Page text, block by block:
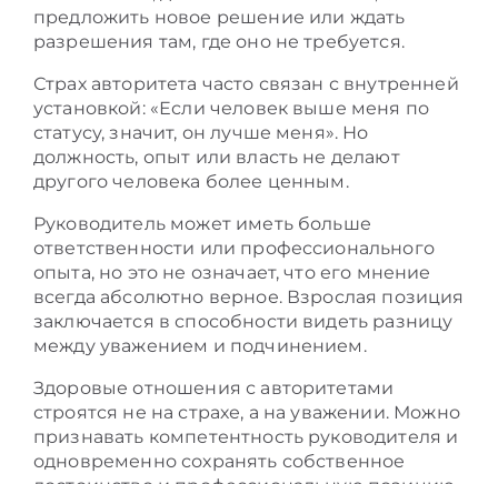
предложить новое решение или ждать
разрешения там, где оно не требуется.
Страх авторитета часто связан с внутренней
установкой: «Если человек выше меня по
статусу, значит, он лучше меня». Но
должность, опыт или власть не делают
другого человека более ценным.
Руководитель может иметь больше
ответственности или профессионального
опыта, но это не означает, что его мнение
всегда абсолютно верное. Взрослая позиция
заключается в способности видеть разницу
между уважением и подчинением.
Здоровые отношения с авторитетами
строятся не на страхе, а на уважении. Можно
признавать компетентность руководителя и
одновременно сохранять собственное